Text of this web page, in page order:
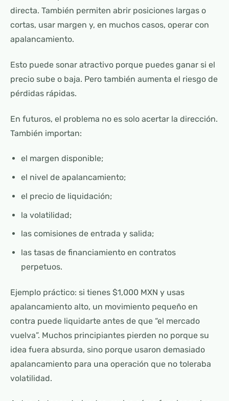
directa. También permiten abrir posiciones largas o
cortas, usar margen y, en muchos casos, operar con
apalancamiento.
Esto puede sonar atractivo porque puedes ganar si el
precio sube o baja. Pero también aumenta el riesgo de
pérdidas rápidas.
En futuros, el problema no es solo acertar la dirección.
También importan:
el margen disponible;
el nivel de apalancamiento;
el precio de liquidación;
la volatilidad;
las comisiones de entrada y salida;
las tasas de financiamiento en contratos
perpetuos.
Ejemplo práctico: si tienes $1,000 MXN y usas
apalancamiento alto, un movimiento pequeño en
contra puede liquidarte antes de que “el mercado
vuelva”. Muchos principiantes pierden no porque su
idea fuera absurda, sino porque usaron demasiado
apalancamiento para una operación que no toleraba
volatilidad.